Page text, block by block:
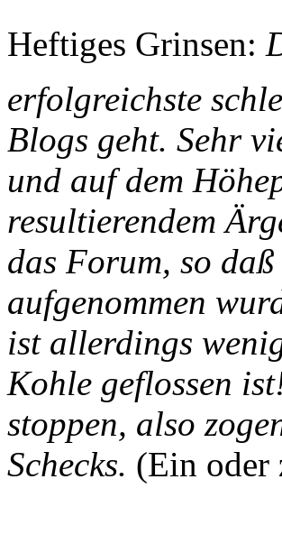
Heftiges Grinsen:
erfolgreichste
Blogs geht. Sehr
und auf dem
resultierendem
das Forum, so
aufgenommen
ist allerdings
Kohle geflossen
stoppen, also
Schecks. (Ein oder